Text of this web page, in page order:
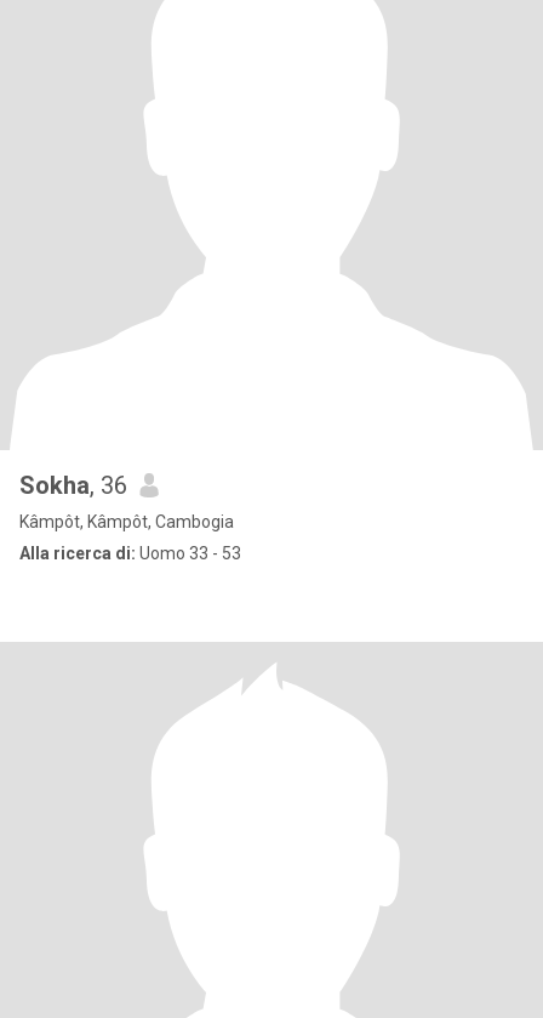
Sokha, 36
Kâmpôt, Kâmpôt, Cambogia
Alla ricerca di: Uomo 33 - 53